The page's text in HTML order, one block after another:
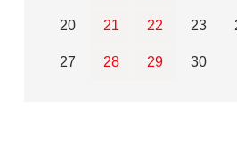
20 21 22 23
27 28 29 30